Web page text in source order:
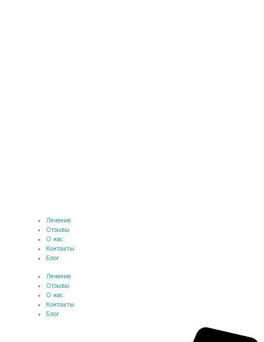
Лечение
Отзывы
О нас
Контакты
Блог
Лечение
Отзывы
О нас
Контакты
Блог